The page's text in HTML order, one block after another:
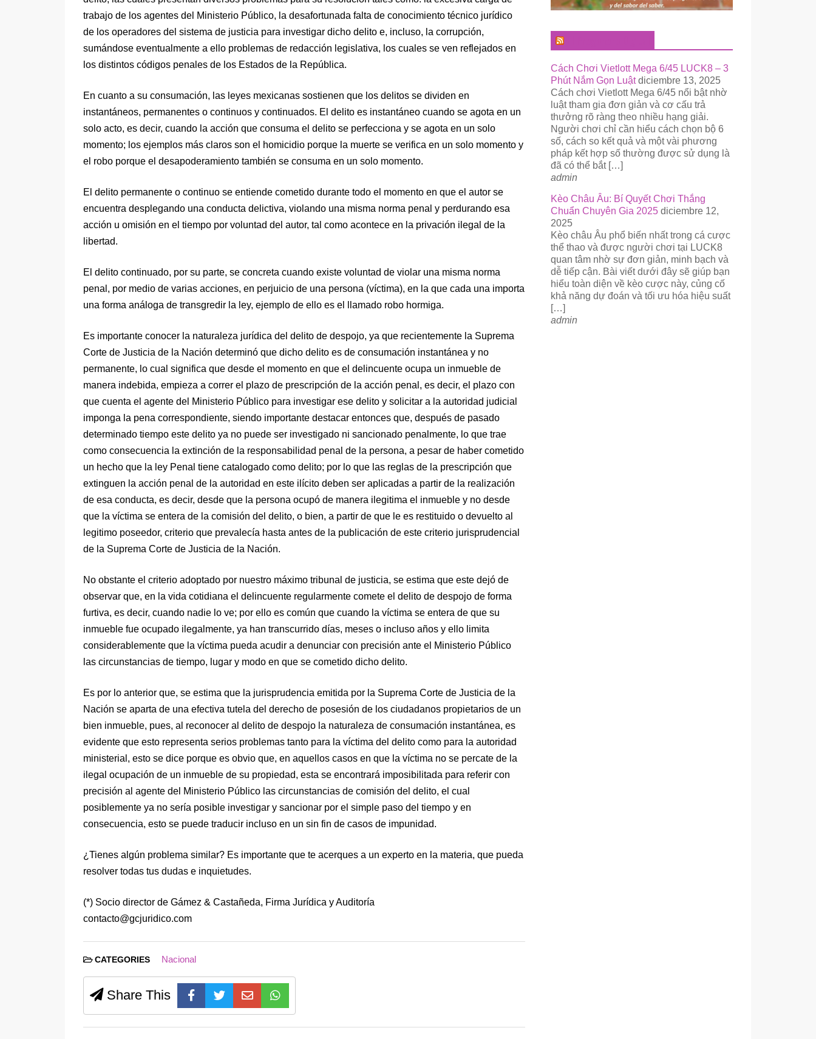
trabajo de los agentes del Ministerio Público, la desafortunada falta de conocimiento técnico jurídico
de los operadores del sistema de justicia para investigar dicho delito e, incluso, la corrupción,
sumándose eventualmente a ello problemas de redacción legislativa, los cuales se ven reflejados en
los distintos códigos penales de los Estados de la República.
En cuanto a su consumación, las leyes mexicanas sostienen que los delitos se dividen en
instantáneos, permanentes o continuos y continuados. El delito es instantáneo cuando se agota en un
solo acto, es decir, cuando la acción que consuma el delito se perfecciona y se agota en un solo
momento; los ejemplos más claros son el homicidio porque la muerte se verifica en un solo momento y
el robo porque el desapoderamiento también se consuma en un solo momento.
El delito permanente o continuo se entiende cometido durante todo el momento en que el autor se
encuentra desplegando una conducta delictiva, violando una misma norma penal y perdurando esa
acción u omisión en el tiempo por voluntad del autor, tal como acontece en la privación ilegal de la
libertad.
El delito continuado, por su parte, se concreta cuando existe voluntad de violar una misma norma
penal, por medio de varias acciones, en perjuicio de una persona (víctima), en la que cada una importa
una forma análoga de transgredir la ley, ejemplo de ello es el llamado robo hormiga.
Es importante conocer la naturaleza jurídica del delito de despojo, ya que recientemente la Suprema
Corte de Justicia de la Nación determinó que dicho delito es de consumación instantánea y no
permanente, lo cual significa que desde el momento en que el delincuente ocupa un inmueble de
manera indebida, empieza a correr el plazo de prescripción de la acción penal, es decir, el plazo con
que cuenta el agente del Ministerio Público para investigar ese delito y solicitar a la autoridad judicial
imponga la pena correspondiente, siendo importante destacar entonces que, después de pasado
determinado tiempo este delito ya no puede ser investigado ni sancionado penalmente, lo que trae
como consecuencia la extinción de la responsabilidad penal de la persona, a pesar de haber cometido
un hecho que la ley Penal tiene catalogado como delito; por lo que las reglas de la prescripción que
extinguen la acción penal de la autoridad en este ilícito deben ser aplicadas a partir de la realización
de esa conducta, es decir, desde que la persona ocupó de manera ilegitima el inmueble y no desde
que la víctima se entera de la comisión del delito, o bien, a partir de que le es restituido o devuelto al
legitimo poseedor, criterio que prevalecía hasta antes de la publicación de este criterio jurisprudencial
de la Suprema Corte de Justicia de la Nación.
No obstante el criterio adoptado por nuestro máximo tribunal de justicia, se estima que este dejó de
observar que, en la vida cotidiana el delincuente regularmente comete el delito de despojo de forma
furtiva, es decir, cuando nadie lo ve; por ello es común que cuando la víctima se entera de que su
inmueble fue ocupado ilegalmente, ya han transcurrido días, meses o incluso años y ello limita
considerablemente que la víctima pueda acudir a denunciar con precisión ante el Ministerio Público
las circunstancias de tiempo, lugar y modo en que se cometido dicho delito.
Es por lo anterior que, se estima que la jurisprudencia emitida por la Suprema Corte de Justicia de la
Nación se aparta de una efectiva tutela del derecho de posesión de los ciudadanos propietarios de un
bien inmueble, pues, al reconocer al delito de despojo la naturaleza de consumación instantánea, es
evidente que esto representa serios problemas tanto para la víctima del delito como para la autoridad
ministerial, esto se dice porque es obvio que, en aquellos casos en que la víctima no se percate de la
ilegal ocupación de un inmueble de su propiedad, esta se encontrará imposibilitada para referir con
precisión al agente del Ministerio Público las circunstancias de comisión del delito, el cual
posiblemente ya no sería posible investigar y sancionar por el simple paso del tiempo y en
consecuencia, esto se puede traducir incluso en un sin fin de casos de impunidad.
¿Tienes algún problema similar? Es importante que te acerques a un experto en la materia, que pueda
resolver todas tus dudas e inquietudes.
(*) Socio director de Gámez & Castañeda, Firma Jurídica y Auditoría
contacto@gcjuridico.com
CATEGORIES Nacional
Share This
Cách Chơi Vietlott Mega 6/45 LUCK8 – 3
Phút Nắm Gọn Luật diciembre 13, 2025
Cách chơi Vietlott Mega 6/45 nổi bật nhờ
luật tham gia đơn giản và cơ cấu trả
thưởng rõ ràng theo nhiều hạng giải.
Người chơi chỉ cần hiểu cách chọn bộ 6
số, cách so kết quả và một vài phương
pháp kết hợp số thường được sử dụng là
đã có thể bắt […]
admin
Kèo Châu Âu: Bí Quyết Chơi Thắng
Chuẩn Chuyên Gia 2025 diciembre 12,
2025
Kèo châu Âu phổ biến nhất trong cá cược
thể thao và được người chơi tại LUCK8
quan tâm nhờ sự đơn giản, minh bạch và
dễ tiếp cận. Bài viết dưới đây sẽ giúp bạn
hiểu toàn diện về kèo cược này, củng cố
khả năng dự đoán và tối ưu hóa hiệu suất
[…]
admin